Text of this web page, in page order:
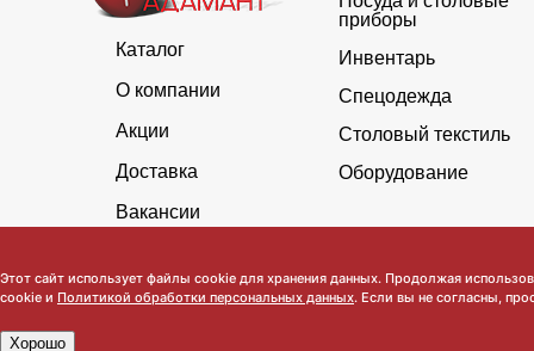
Каталог
О компании
Акции
Доставка
Вакансии
приборы
Инвентарь
Спецодежда
Столовый текстиль
Оборудование
Этот сайт использует файлы cookie для хранения данных. Продолжая
cookie и Политикой обработки персональных данных. Если вы не согласны,
Хорошо